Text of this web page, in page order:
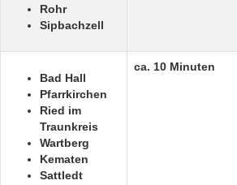
Rohr
Sipbachzell
Bad Hall
Pfarrkirchen
Ried im
Traunkreis
Wartberg
Kematen
Sattledt
ca. 10 Minuten